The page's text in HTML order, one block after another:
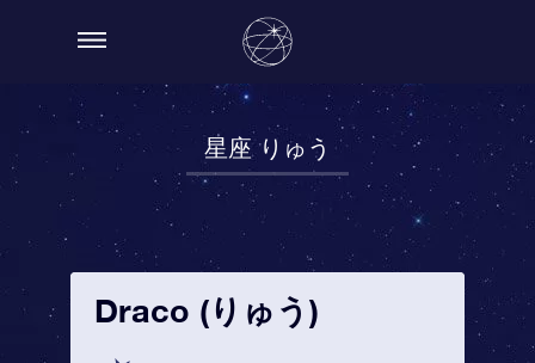
星座 りゅう
Draco (りゅう)